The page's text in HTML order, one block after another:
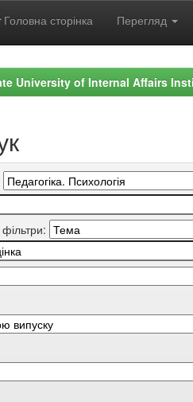
Головна сторінка Перегляд
University of Internal Affairs